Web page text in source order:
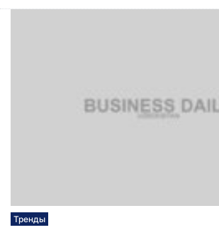
Тренды